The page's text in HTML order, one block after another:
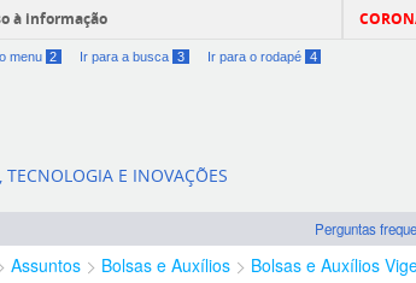
à informação
menu 2 Ir para a busca 3 Ir para o rodapé 4
E INOVAÇÕES
Perguntas
Assuntos Bolsas e Auxílios Bolsas e Auxílios